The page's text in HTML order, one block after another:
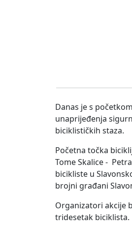
Danas je s
unaprijeđenja
biciklističkih staza.
Početna točka
Tome Skalice -
bicikliste u
brojni građani
Organizatori akcije
tridesetak biciklista.